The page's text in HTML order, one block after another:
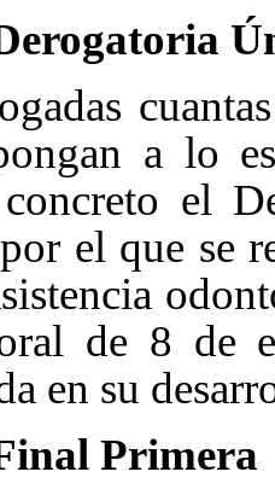
a lo
el
el que se
de 8 de
en su
Primera